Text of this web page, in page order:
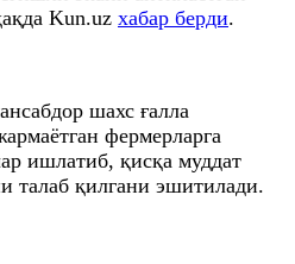
Kun.uz хабар берди.
шахс ғалла
фермерларга
ишлатиб, қисқа муддат
талаб қилгани эшитилади.